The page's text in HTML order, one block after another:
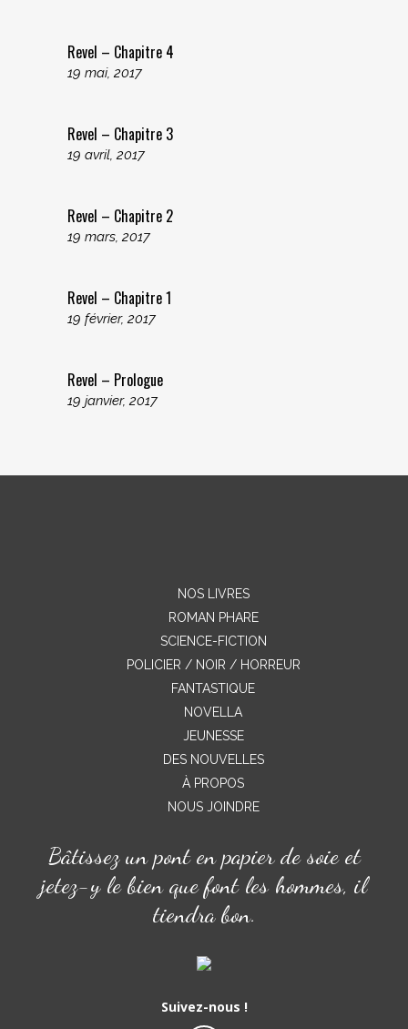
Revel – Chapitre 4
19 mai, 2017
Revel – Chapitre 3
19 avril, 2017
Revel – Chapitre 2
19 mars, 2017
Revel – Chapitre 1
19 février, 2017
Revel – Prologue
19 janvier, 2017
NOS LIVRES
ROMAN PHARE
SCIENCE-FICTION
POLICIER / NOIR / HORREUR
FANTASTIQUE
NOVELLA
JEUNESSE
DES NOUVELLES
À PROPOS
NOUS JOINDRE
Bâtissez un pont en papier de soie et
jetez-y le bien que font les hommes, il
tiendra bon.
Suivez-nous !